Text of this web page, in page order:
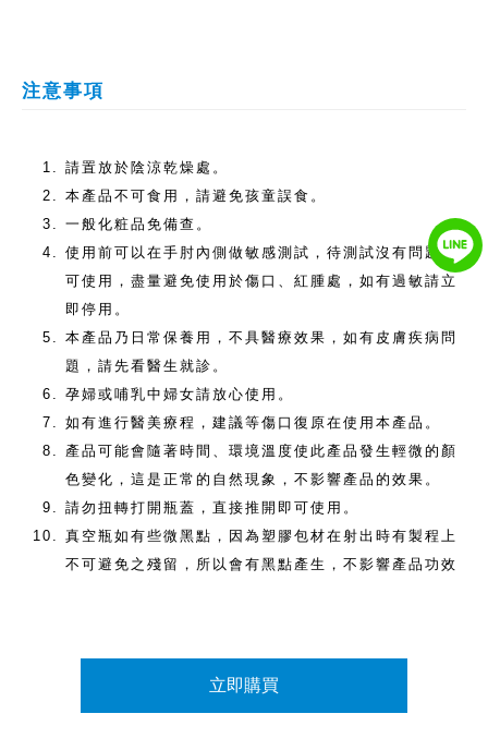
注意事項
請置放於陰涼乾燥處。
本產品不可食用，請避免孩童誤食。
一般化粧品免備查。
使用前可以在手肘內側做敏感測試，待測試沒有問題即
可使用，盡量避免使用於傷口、紅腫處，如有過敏請立
即停用。
本產品乃日常保養用，不具醫療效果，如有皮膚疾病問
題，請先看醫生就診。
孕婦或哺乳中婦女請放心使用。
如有進行醫美療程，建議等傷口復原在使用本產品。
產品可能會隨著時間、環境溫度使此產品發生輕微的顏
色變化，這是正常的自然現象，不影響產品的效果。
請勿扭轉打開瓶蓋，直接推開即可使用。
真空瓶如有些微黑點，因為塑膠包材在射出時有製程上
不可避免之殘留，所以會有黑點產生，不影響產品功效
立即購買